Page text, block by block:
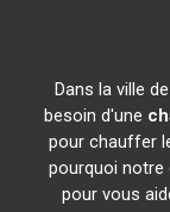
Dans la ville de
besoin d'une
pour chauffer
pourquoi notre
pour vous